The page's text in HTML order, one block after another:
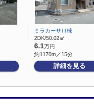
ミラカーサⅢ棟
2DK/50.02㎡
6.1万円
約1170m／15分
詳細を見る